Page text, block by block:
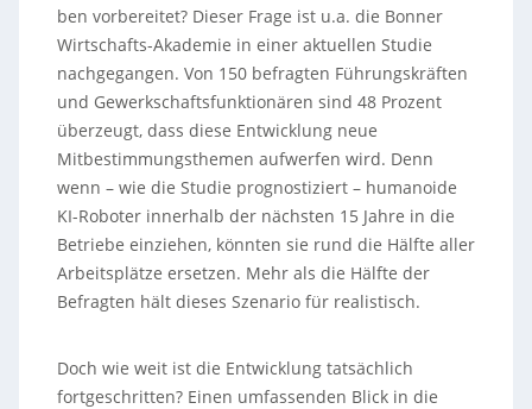
ben vorbereitet? Dieser Frage ist u.a. die Bonner
Wirtschafts-Akademie in einer aktuellen Studie
nachgegangen. Von 150 befragten Führungskräften
und Gewerkschaftsfunktionären sind 48 Prozent
überzeugt, dass diese Entwicklung neue
Mitbestimmungsthemen aufwerfen wird. Denn
wenn – wie die Studie prognostiziert – humanoide
KI-Roboter innerhalb der nächsten 15 Jahre in die
Betriebe einziehen, könnten sie rund die Hälfte aller
Arbeitsplätze ersetzen. Mehr als die Hälfte der
Befragten hält dieses Szenario für realistisch.
Doch wie weit ist die Entwicklung tatsächlich
fortgeschritten? Einen umfassenden Blick in die